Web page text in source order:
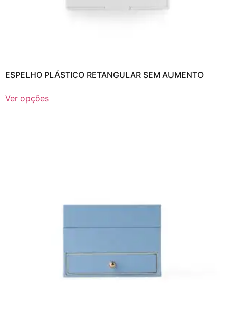
ESPELHO PLÁSTICO RETANGULAR SEM AUMENTO
Ver opções